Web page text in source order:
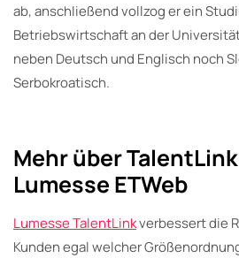
ab, anschließend vollzog er ein
Betriebswirtschaft an der
neben Deutsch und Englisch noch
Serbokroatisch.
Mehr über
Lumesse ETWeb
Lumesse TalentLinkverbessert die
Kunden egal welcher